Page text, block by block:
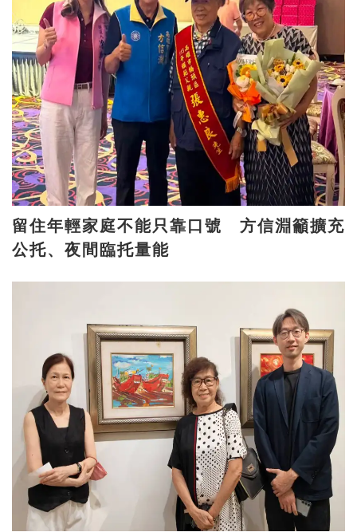
留住年輕家庭不能只靠口號 方信淵籲擴充
公托、夜間臨托量能